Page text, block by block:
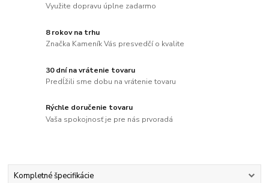
Využite dopravu úplne zadarmo
8 rokov na trhu
Značka Kameník Vás presvedčí o kvalite
30 dní na vrátenie tovaru
Predĺžili sme dobu na vrátenie tovaru
Rýchle doručenie tovaru
Vaša spokojnosť je pre nás prvoradá
Kompletné špecifikácie